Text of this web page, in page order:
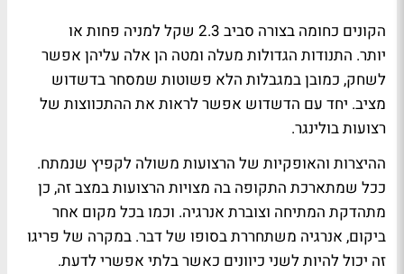
הקונים כחומה בצורה סביב 2.3 שקל למניה פחות או
יותר. התנודות הגדולות מעלה ומטה הן אלה עליהן אפשר
לשחק, כמובן במגבלות הלא פשוטות שמסחר בדשדוש
מציב. יחד עם הדשדוש אפשר לראות את ההתכווצות של
רצועות בולינגר.
ההיצרות והאופקיות של הרצועות משולה לקפיץ שנמתח.
ככל שמתארכת התקופה בה מצויות הרצועות במצב זה, כן
מתהדקת המתיחה וצוברת אנרגיה. וכמו בכל מקום אחר
ביקום, אנרגיה משתחררת בסופו של דבר. במקרה של פריגו
זה יכול להיות לשני כיוונים כאשר בלתי אפשרי לדעת.